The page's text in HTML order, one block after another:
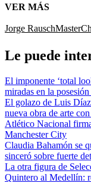
VER MÁS
Jorge Rausch
Le puede
El imponente ‘total
miradas en la
El golazo de Luis
nueva obra de arte
Atlético Nacional
Manchester City
Claudia Bahamón se
sinceró sobre fuerte
La otra figura de
Quintero al Medellín: